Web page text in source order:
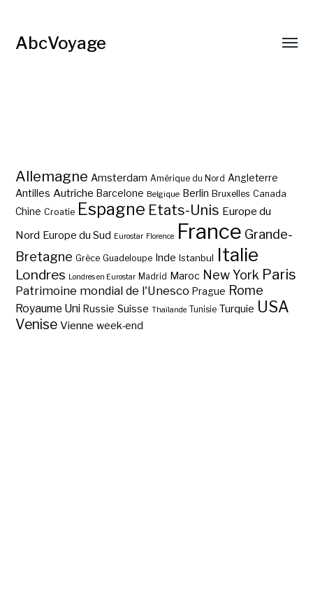
AbcVoyage
Allemagne Amsterdam Amérique du Nord Angleterre
Antilles Autriche Barcelone Belgique Berlin Bruxelles Canada
Chine Croatie Espagne Etats-Unis Europe du
Nord Europe du Sud Eurostar Florence France Grande-
Bretagne Grèce Guadeloupe Inde Istanbul Italie
Londres Londres en Eurostar Madrid Maroc New York Paris
Patrimoine mondial de l'Unesco Prague Rome
Royaume Uni Russie Suisse Thaïlande Tunisie Turquie USA
Venise Vienne week-end